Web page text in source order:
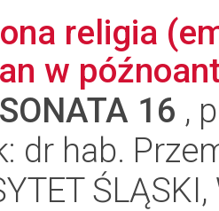
religia
w
SONATA 16 ,
dr hab.